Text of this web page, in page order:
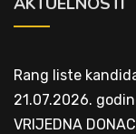
Rang liste
21.07.2026.
VRIJEDNA